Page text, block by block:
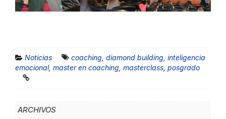
Noticias coaching diamond building inteligencia
emocional, master en coaching masterclass posgrado
ARCHIVOS